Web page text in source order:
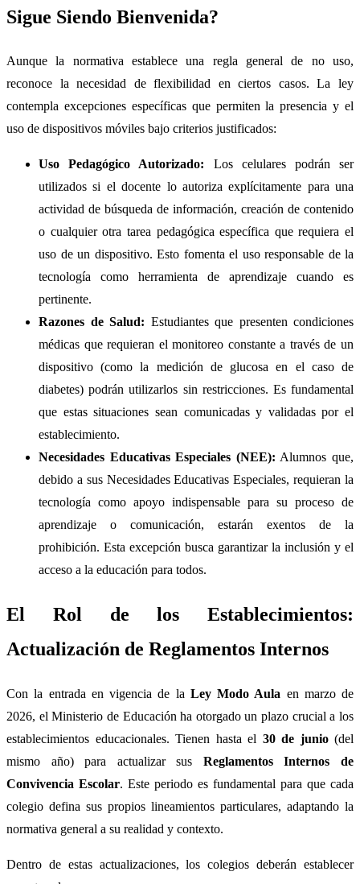
Sigue Siendo Bienvenida?
Aunque la normativa establece una regla general de no uso,
reconoce la necesidad de flexibilidad en ciertos casos. La ley
contempla excepciones específicas que permiten la presencia y el
uso de dispositivos móviles bajo criterios justificados:
Uso Pedagógico Autorizado: Los celulares podrán ser
utilizados si el docente lo autoriza explícitamente para una
actividad de búsqueda de información, creación de contenido
o cualquier otra tarea pedagógica específica que requiera el
uso de un dispositivo. Esto fomenta el uso responsable de la
tecnología como herramienta de aprendizaje cuando es
pertinente.
Razones de Salud: Estudiantes que presenten condiciones
médicas que requieran el monitoreo constante a través de un
dispositivo (como la medición de glucosa en el caso de
diabetes) podrán utilizarlos sin restricciones. Es fundamental
que estas situaciones sean comunicadas y validadas por el
establecimiento.
Necesidades Educativas Especiales (NEE): Alumnos que,
debido a sus Necesidades Educativas Especiales, requieran la
tecnología como apoyo indispensable para su proceso de
aprendizaje o comunicación, estarán exentos de la
prohibición. Esta excepción busca garantizar la inclusión y el
acceso a la educación para todos.
El Rol de los Establecimientos:
Actualización de Reglamentos Internos
Con la entrada en vigencia de la Ley Modo Aula en marzo de
2026, el Ministerio de Educación ha otorgado un plazo crucial a los
establecimientos educacionales. Tienen hasta el 30 de junio(del
mismo año) para actualizar sus Reglamentos Internos de
Convivencia Escolar. Este periodo es fundamental para que cada
colegio defina sus propios lineamientos particulares, adaptando la
normativa general a su realidad y contexto.
Dentro de estas actualizaciones, los colegios deberán establecer